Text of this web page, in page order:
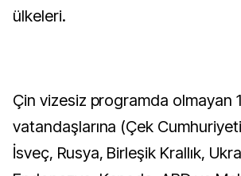
ülkeleri.
Çin vizesiz programda olmayan
vatandaşlarına (Çek
İsveç, Rusya, Birleşik Krallık,